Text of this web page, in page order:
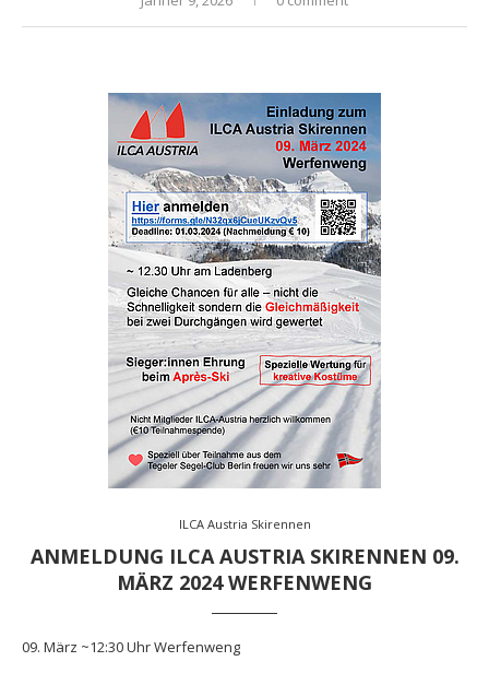
ILCA Austria Skirennen
ANMELDUNG ILCA AUSTRIA SKIRENNEN 09.
MÄRZ 2024 WERFENWENG
09. März ~12:30 Uhr Werfenweng